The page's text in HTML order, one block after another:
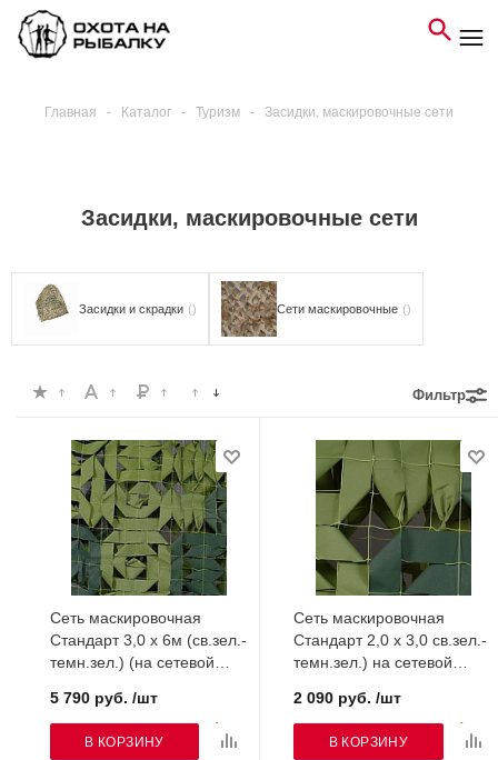
Главная - Каталог - Туризм - Засидки, маскировочные сети
Засидки, маскировочные сети
Засидки и скрадки () Сети маскировочные ()
Фильтр
Сеть маскировочная
Стандарт 3,0 х 6м (св.зел.-
темн.зел.) (на сетевой
5 790 руб. /шт
В КОРЗИНУ
Сеть маскировочная
Стандарт 2,0 х 3,0 св.зел.-
темн.зел.) на сетевой
2 090 руб. /шт
В КОРЗИНУ